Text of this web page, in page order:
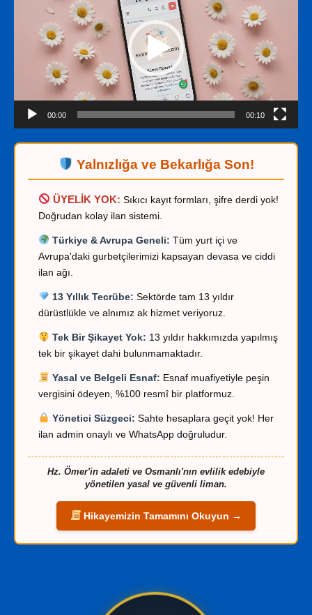
00:00 00:10
Yalnızlığa ve Bekarlığa Son!
ÜYELİK YOK: Sıkıcı kayıt formları, şifre derdi yok!
Doğrudan kolay ilan sistemi.
Türkiye & Avrupa Geneli: Tüm yurt içi ve
Avrupa'daki gurbetçilerimizi kapsayan devasa ve ciddi
ilan ağı.
13 Yıllık Tecrübe: Sektörde tam 13 yıldır
dürüstlükle ve alnımız ak hizmet veriyoruz.
Tek Bir Şikayet Yok: 13 yıldır hakkımızda yapılmış
tek bir şikayet dahi bulunmamaktadır.
Yasal ve Belgeli Esnaf: Esnaf muafiyetiyle peşin
vergisini ödeyen, %100 resmî bir platformuz.
Yönetici Süzgeci: Sahte hesaplara geçit yok! Her
ilan admin onaylı ve WhatsApp doğruludur.
Hz. Ömer'in adaleti ve Osmanlı'nın evlilik edebiyle
yönetilen yasal ve güvenli liman.
Hikayemizin Tamamını Okuyun →